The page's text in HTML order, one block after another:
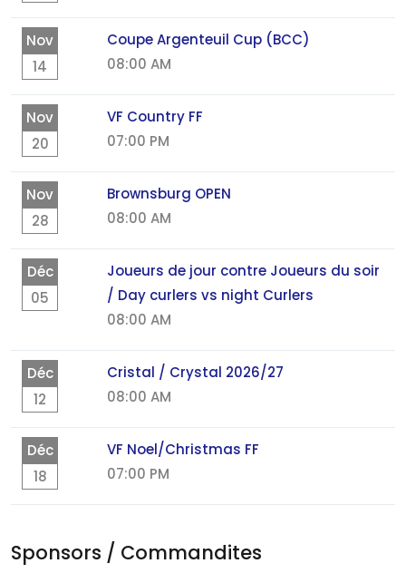
Nov
14
Coupe Argenteuil Cup (BCC)
08:00 AM
Nov
20
VF Country FF
07:00 PM
Nov
28
Brownsburg OPEN
08:00 AM
Déc
05
Joueurs de jour contre Joueurs du soir
/ Day curlers vs night Curlers
08:00 AM
Déc
12
Cristal / Crystal 2026/27
08:00 AM
Déc
18
VF Noel/Christmas FF
07:00 PM
Sponsors / Commandites